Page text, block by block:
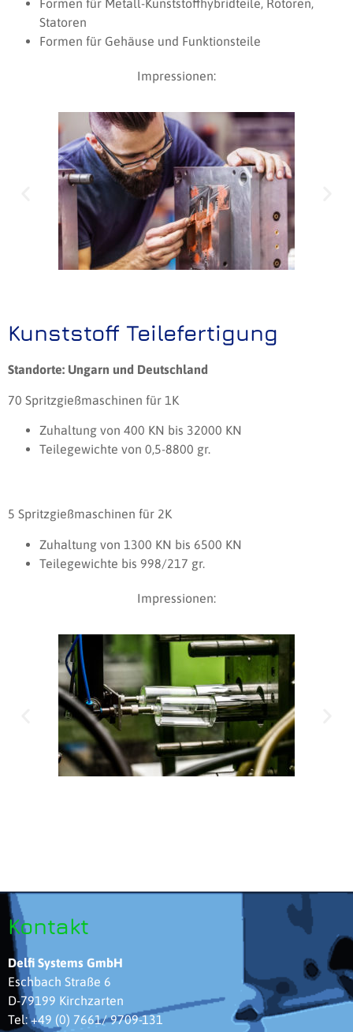
Formen für Metall-Kunststoffhybridteile, Rotoren,
Statoren
Formen für Gehäuse und Funktionsteile
Impressionen:
Kunststoff Teilefertigung
Standorte: Ungarn und Deutschland
70 Spritzgießmaschinen für 1K
Zuhaltung von 400 KN bis 32000 KN
Teilegewichte von 0,5-8800 gr.
5 Spritzgießmaschinen für 2K
Zuhaltung von 1300 KN bis 6500 KN
Teilegewichte bis 998/217 gr.
Impressionen:
Kontakt
Delfi Systems GmbH
Eschbach Straße 6
D-79199 Kirchzarten
Tel: +49 (0) 7661/ 9709-131